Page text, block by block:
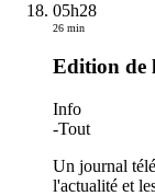
05h28
26 min
Edition de
Info
-Tout
Un journal
l'actualité et